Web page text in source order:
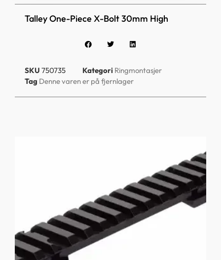
Talley One-Piece X-Bolt 30mm High
SKU 750735 Kategori Ringmontasjer
Tag Denne varen er på fjernlager